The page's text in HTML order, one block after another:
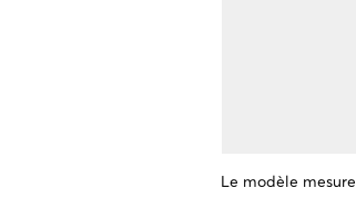
Le modèle mesure